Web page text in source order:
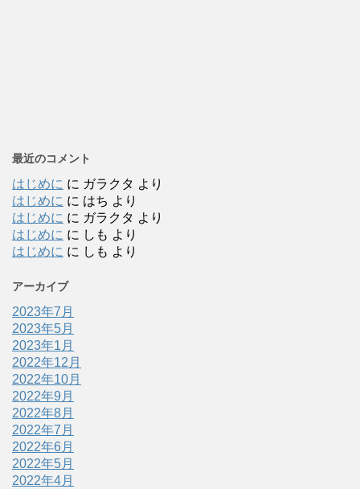
最近のコメント
はじめに に ガラクタ より
はじめに に はち より
はじめに に ガラクタ より
はじめに に しも より
はじめに に しも より
アーカイブ
2023年7月
2023年5月
2023年1月
2022年12月
2022年10月
2022年9月
2022年8月
2022年7月
2022年6月
2022年5月
2022年4月